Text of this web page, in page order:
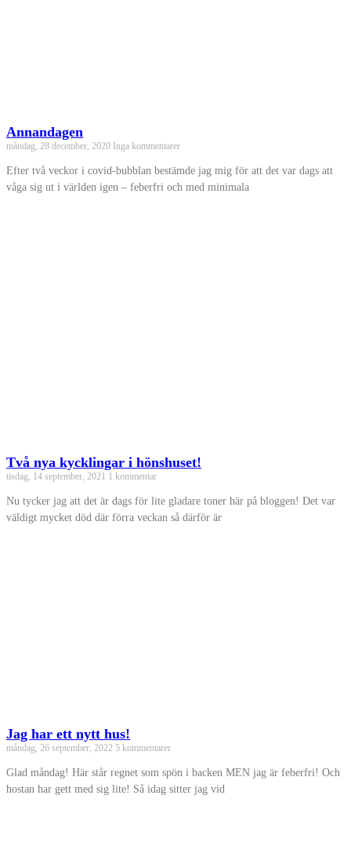
Annandagen
måndag, 28 december, 2020 Inga kommentarer
Efter två veckor i covid-bubblan bestämde jag mig för att det var dags att
våga sig ut i världen igen – feberfri och med minimala
Två nya kycklingar i hönshuset!
tisdag, 14 september, 2021 1 kommentar
Nu tycker jag att det är dags för lite gladare toner här på bloggen! Det var
väldigt mycket död där förra veckan så därför är
Jag har ett nytt hus!
måndag, 26 september, 2022 5 kommentarer
Glad måndag! Här står regnet som spön i backen MEN jag är feberfri! Och
hostan har gett med sig lite! Så idag sitter jag vid